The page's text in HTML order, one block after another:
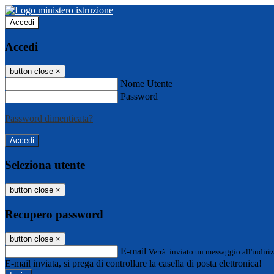
Accedi
Accedi
button close ×
Nome Utente
Password
Password dimenticata?
Seleziona utente
button close ×
Recupero password
button close ×
E-mail Verrà inviato un messaggio
E-mail inviata, si prega di controllare la casella di posta elettronica!